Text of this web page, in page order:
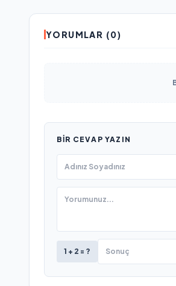
YORUMLAR (0)
BIR CEVAP YAZIN
1 + 2 = ?